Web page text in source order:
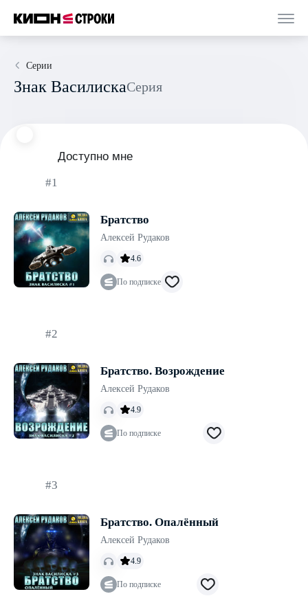
Серии
Знак Василиска Серия
Доступно мне
#1
Братство
Алексей Рудаков
4.6
По подписке
#2
Братство. Возрождение
Алексей Рудаков
4.9
По подписке
#3
Братство. Опалённый
Алексей Рудаков
4.9
По подписке